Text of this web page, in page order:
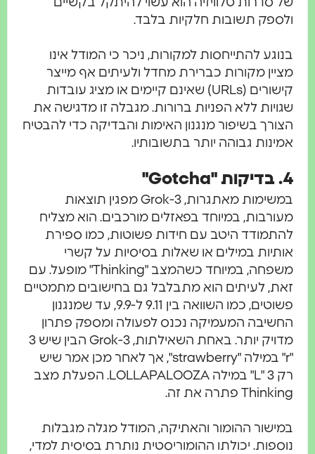
ולספק תשובות חלקיות בלבד.
בנוגע להתייחסות למקורות, ניכר כי המודל אינו
מציין מקורות כברירת מחדל ולעיתים אף מייצר
קישורים (URLs) שאינם קיימים או מציג עובדות
שגויות ללא הפניות ברורות. מגבלה זו מדגישה את
הצורך בשיפור מנגנון האימות והבדיקה כדי להבטיח
אמינות גבוהה יותר בתשובותיו.
4. בדיקות "Gotcha"
במשימות מאתגרות, Grok-3 מפגין תוצאות
מעורבות, במיוחד בפאזלים מורכבים. הוא מצליח
להתמודד היטב עם חידות פשוטות, כמו ספירת
אותיות במילים או שאלות בסיסיות על קשרי
משפחה, במיוחד כשהמצב "Thinking" מופעל. עם
זאת, לעיתים הוא מתבלבל גם בחישובים מתמטיים
פשוטים, כמו השוואה בין 9.11 ל-9.9, עד שמנגנון
החשיבה המעמיקה נכנס לפעולה ומספק פתרון
מדויק יותר. באחת השאילתות, Grok-3 הבין שיש 3
"r" במילה "strawberry", אך לאחר מכן אמר שיש
רק 3 "L" במילה LOLLAPALOOZA. הפעלת מצב
Thinking פתרה את זה.
במישור ההומור והאתיקה, המודל מגלה מגבלות
נוספות. יכולתו ההומוריסטית נותרת בסיסית למדי,